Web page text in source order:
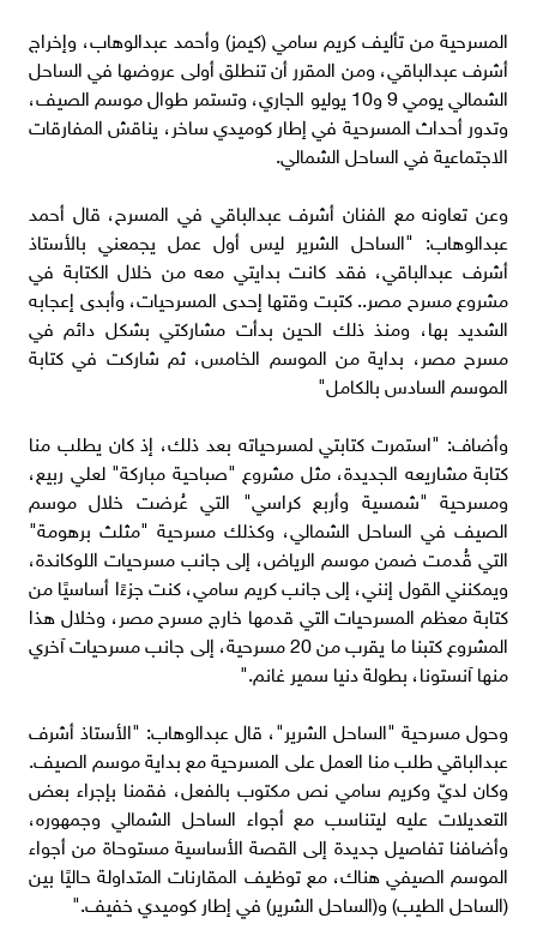
المسرحية من تأليف كريم سامي (كيمز) وأحمد عبدالوهاب، وإخراج
أشرف عبدالباقي، ومن المقرر أن تنطلق أولى عروضها في الساحل
الشمالي يومي 9 و10 يوليو الجاري، وتستمر طوال موسم الصيف،
وتدور أحداث المسرحية في إطار كوميدي ساخر، يناقش المفارقات
الاجتماعية في الساحل الشمالي.
وعن تعاونه مع الفنان أشرف عبدالباقي في المسرح، قال أحمد
عبدالوهاب: "الساحل الشرير ليس أول عمل يجمعني بالأستاذ
أشرف عبدالباقي، فقد كانت بدايتي معه من خلال الكتابة في
مشروع مسرح مصر.. كتبت وقتها إحدى المسرحيات، وأبدى إعجابه
الشديد بها، ومنذ ذلك الحين بدأت مشاركتي بشكل دائم في
مسرح مصر، بداية من الموسم الخامس، ثم شاركت في كتابة
الموسم السادس بالكامل"
وأضاف: "استمرت كتابتي لمسرحياته بعد ذلك، إذ كان يطلب منا
كتابة مشاريعه الجديدة، مثل مشروع "صباحية مباركة" لعلي ربيع،
ومسرحية "شمسية وأربع كراسي" التي عُرضت خلال موسم
الصيف في الساحل الشمالي، وكذلك مسرحية "مثلث برهومة"
التي قُدمت ضمن موسم الرياض، إلى جانب مسرحيات اللوكاندة،
ويمكنني القول إنني، إلى جانب كريم سامي، كنت جزءًا أساسيًا من
كتابة معظم المسرحيات التي قدمها خارج مسرح مصر، وخلال هذا
المشروع كتبنا ما يقرب من 20 مسرحية، إلى جانب مسرحيات آخري
منها آنستونا، بطولة دنيا سمير غانم."
وحول مسرحية "الساحل الشرير"، قال عبدالوهاب: "الأستاذ أشرف
عبدالباقي طلب منا العمل على المسرحية مع بداية موسم الصيف.
وكان لديّ وكريم سامي نص مكتوب بالفعل، فقمنا بإجراء بعض
التعديلات عليه ليتناسب مع أجواء الساحل الشمالي وجمهوره،
وأضافنا تفاصيل جديدة إلى القصة الأساسية مستوحاة من أجواء
الموسم الصيفي هناك، مع توظيف المقارنات المتداولة حاليًا بين
(الساحل الطيب) و(الساحل الشرير) في إطار كوميدي خفيف."